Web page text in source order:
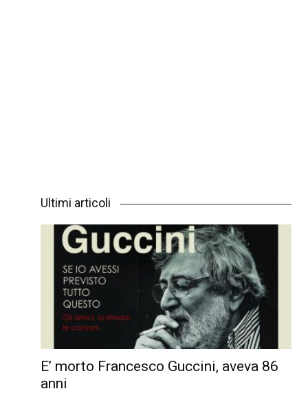
Ultimi articoli
E’ morto Francesco Guccini, aveva 86
anni